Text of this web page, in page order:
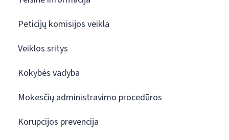
Peticijų komisijos veikla
Veiklos sritys
Kokybės vadyba
Mokesčių administravimo procedūros
Korupcijos prevencija